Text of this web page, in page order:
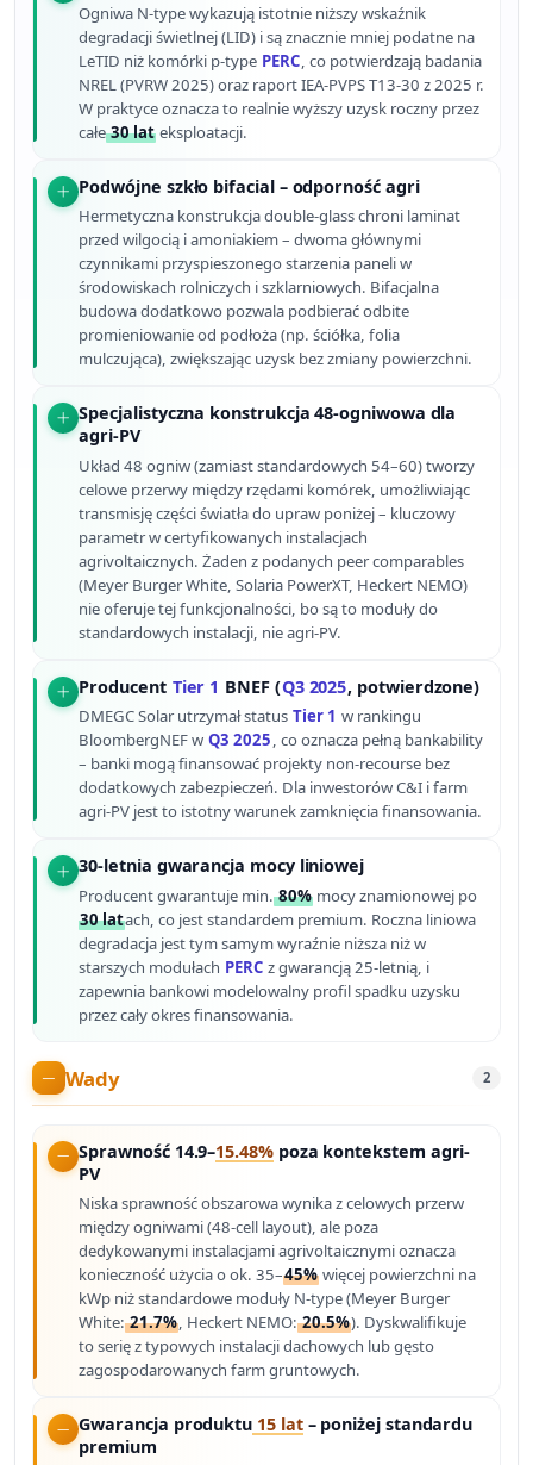
Ogniwa N-type wykazują istotnie niższy wskaźnik
degradacji świetlnej (LID) i są znacznie mniej podatne na
LeTID niż komórki p-type PERC, co potwierdzają badania
NREL (PVRW 2025) oraz raport IEA-PVPS T13-30 z 2025 r.
W praktyce oznacza to realnie wyższy uzysk roczny przez
całe30 lat eksploatacji.
Podwójne szkło bifacial – odporność agri
Hermetyczna konstrukcja double-glass chroni laminat
przed wilgocią i amoniakiem – dwoma głównymi
czynnikami przyspieszonego starzenia paneli w
środowiskach rolniczych i szklarniowych. Bifacjalna
budowa dodatkowo pozwala podbierać odbite
promieniowanie od podłoża (np. ściółka, folia
mulczująca), zwiększając uzysk bez zmiany powierzchni.
Specjalistyczna konstrukcja 48-ogniwowa dla
agri-PV
Układ 48 ogniw (zamiast standardowych 54–60) tworzy
celowe przerwy między rzędami komórek, umożliwiając
transmisję części światła do upraw poniżej – kluczowy
parametr w certyfikowanych instalacjach
agrivoltaicznych. Żaden z podanych peer comparables
(Meyer Burger White, Solaria PowerXT, Heckert NEMO)
nie oferuje tej funkcjonalności, bo są to moduły do
standardowych instalacji, nie agri-PV.
Producent Tier 1 BNEF (Q3 2025, potwierdzone)
DMEGC Solar utrzymał status Tier 1 w rankingu
BloombergNEF w Q3 2025, co oznacza pełną bankability
– banki mogą finansować projekty non-recourse bez
dodatkowych zabezpieczeń. Dla inwestorów C&I i farm
agri-PV jest to istotny warunek zamknięcia finansowania.
30-letnia gwarancja mocy liniowej
Producent gwarantuje min.80% mocy znamionowej po
30 latach, co jest standardem premium. Roczna liniowa
degradacja jest tym samym wyraźnie niższa niż w
starszych modułach PERC z gwarancją 25-letnią, i
zapewnia bankowi modelowalny profil spadku uzysku
przez cały okres finansowania.
Wady 2
Sprawność 14.9–15.48%poza kontekstem agri-
PV
Niska sprawność obszarowa wynika z celowych przerw
między ogniwami (48-cell layout), ale poza
dedykowanymi instalacjami agrivoltaicznymi oznacza
konieczność użycia o ok. 35–45% więcej powierzchni na
kWp niż standardowe moduły N-type (Meyer Burger
White:21.7%, Heckert NEMO:20.5%). Dyskwalifikuje
to serię z typowych instalacji dachowych lub gęsto
zagospodarowanych farm gruntowych.
Gwarancja produktu 15 lat– poniżej standardu
premium